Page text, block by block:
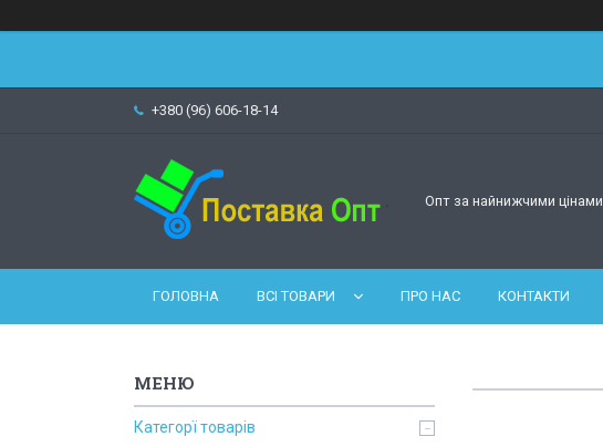
+380 (96) 606-18-14
Опт за найнижчими цінами
ГОЛОВНА ВСІ ТОВАРИ ПРО НАС КОНТАКТИ
Категорї товарів